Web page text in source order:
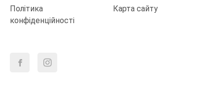
Політика
конфіденційності
Карта сайту